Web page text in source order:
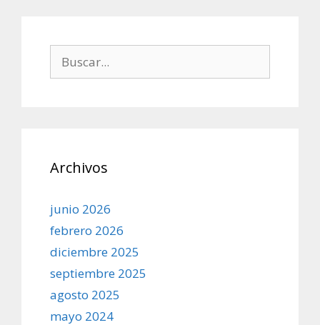
Archivos
junio 2026
febrero 2026
diciembre 2025
septiembre 2025
agosto 2025
mayo 2024